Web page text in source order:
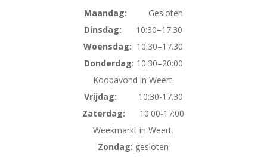
Maandag: Gesloten
Dinsdag: 10:30–17.30
Woensdag: 10:30–17.30
Donderdag: 10:30–20:00
Koopavond in Weert.
Vrijdag: 10:30-17.30
Zaterdag: 10:00-17:00
Weekmarkt in Weert.
Zondag: gesloten